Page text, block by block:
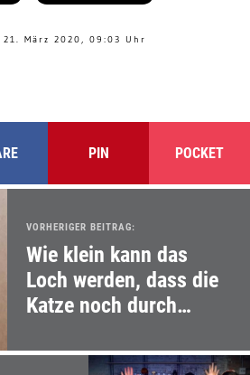
21. März 2020, 09:03 Uhr
PIN POCKET
VORHERIGER BEITRAG:
Wie klein kann das
Loch werden, dass die
Katze noch durch